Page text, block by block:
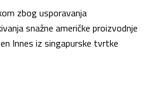
zbog usporavanja
snažne američke proizvodnje
Innes iz singapurske tvrtke